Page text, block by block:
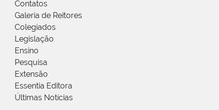
Contatos
Galeria de Reitores
Colegiados
Legislação
Ensino
Pesquisa
Extensão
Essentia Editora
Últimas Notícias